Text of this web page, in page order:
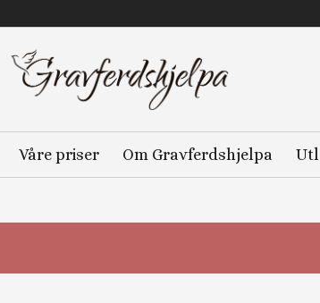
Våre priser Om Gravferdshjelpa